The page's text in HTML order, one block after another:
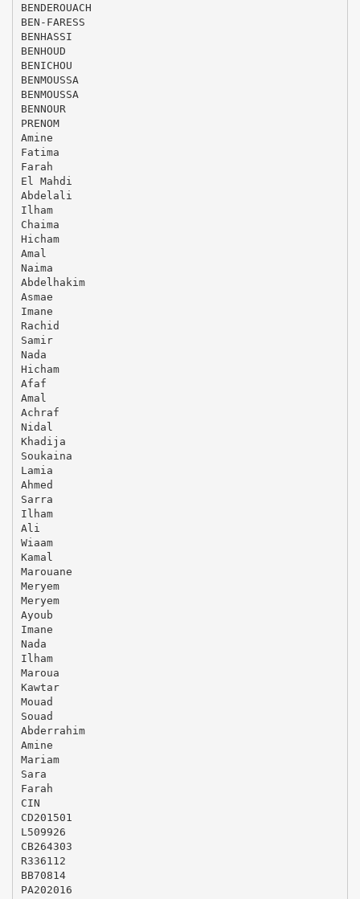
BENDEROUACH
BEN-FARESS
BENHASSI
BENHOUD
BENICHOU
BENMOUSSA
BENMOUSSA
BENNOUR
PRENOM
Amine
Fatima
Farah
El Mahdi
Abdelali
Ilham
Chaima
Hicham
Amal
Naima
Abdelhakim
Asmae
Imane
Rachid
Samir
Nada
Hicham
Afaf
Amal
Achraf
Nidal
Khadija
Soukaina
Lamia
Ahmed
Sarra
Ilham
Ali
Wiaam
Kamal
Marouane
Meryem
Meryem
Ayoub
Imane
Nada
Ilham
Maroua
Kawtar
Mouad
Souad
Abderrahim
Amine
Mariam
Sara
Farah
CIN
CD201501
L509926
CB264303
R336112
BB70814
PA202016